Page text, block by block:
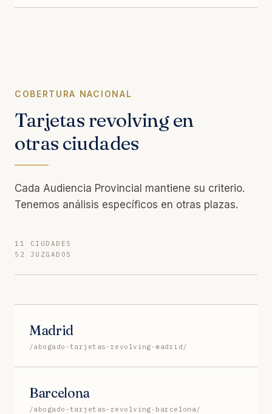
COBERTURA NACIONAL
Tarjetas revolving en
otras ciudades
Cada Audiencia Provincial mantiene su criterio.
Tenemos análisis específicos en otras plazas.
11 CIUDADES
52 JUZGADOS
Madrid
/abogado-tarjetas-revolving-madrid/
Barcelona
/abogado-tarjetas-revolving-barcelona/